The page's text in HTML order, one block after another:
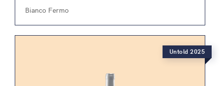
Bianco Fermo
Untold 2025